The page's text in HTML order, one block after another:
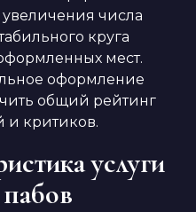
увеличения числа
круга
мест.
оформление
общий рейтинг
и критиков.
услуги